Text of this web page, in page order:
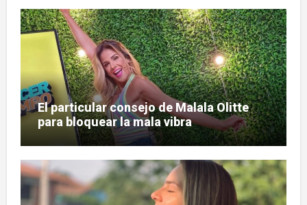
El particular consejo de Malala Olitte
para bloquear la mala vibra